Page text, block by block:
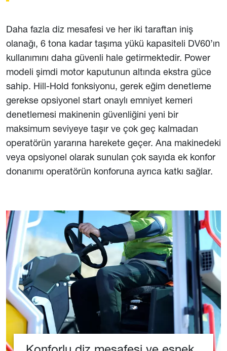
Daha fazla diz mesafesi ve her iki taraftan iniş
olanağı, 6 tona kadar taşıma yükü kapasiteli DV60’ın
kullanımını daha güvenli hale getirmektedir. Power
modeli şimdi motor kaputunun altında ekstra güce
sahip. Hill-Hold fonksiyonu, gerek eğim denetleme
gerekse opsiyonel start onaylı emniyet kemeri
denetlemesi makinenin güvenliğini yeni bir
maksimum seviyeye taşır ve çok geç kalmadan
operatörün yararına harekete geçer. Ana makinedeki
veya opsiyonel olarak sunulan çok sayıda ek konfor
donanımı operatörün konforuna ayrıca katkı sağlar.